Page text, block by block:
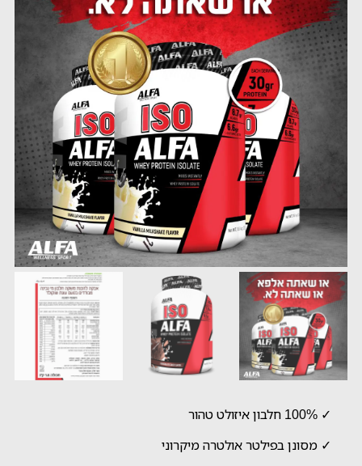
✓ 100% חלבון איזולט טהור
✓ מסונן בפילטר אולטרה מיקרוני